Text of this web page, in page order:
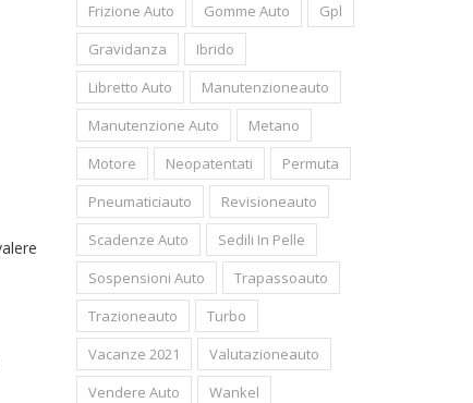
Frizione Auto
Gomme Auto
Gpl
Gravidanza
Ibrido
Libretto Auto
Manutenzioneauto
Manutenzione Auto
Metano
Motore
Neopatentati
Permuta
Pneumaticiauto
Revisioneauto
Scadenze Auto
Sedili In Pelle
Sospensioni Auto
Trapassoauto
Trazioneauto
Turbo
Vacanze 2021
Valutazioneauto
Vendere Auto
Wankel